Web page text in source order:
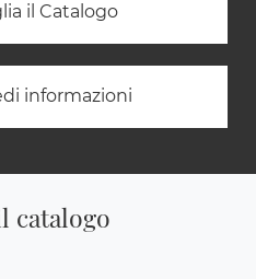
il Catalogo
informazioni
catalogo